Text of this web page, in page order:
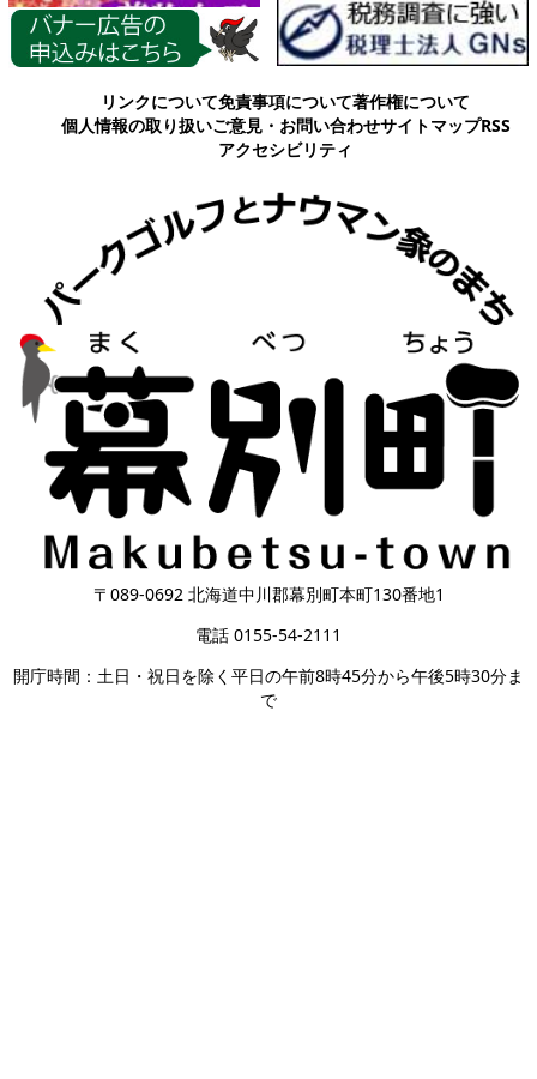
各種情報
リンクについて免責事項について著作権について
個人情報の取り扱いご意見・お問い合わせサイトマップRSS
アクセシビリティ
〒089-0692 北海道中川郡幕別町本町130番地1
電話 0155-54-2111
開庁時間：土日・祝日を除く平日の午前8時45分から午後5時30分ま
で